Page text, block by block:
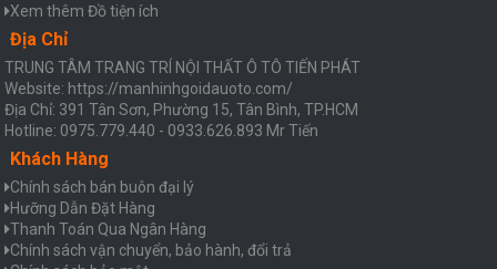
Xem thêm Đồ tiện ích
Địa Chỉ
TRUNG TÂM TRANG TRÍ NỘI THẤT Ô TÔ TIẾN PHÁT
Website: https://manhinhgoidauoto.com/
Địa Chỉ: 391 Tân Sơn, Phường 15, Tân Bình, TP.HCM
Hotline: 0975.779.440 - 0933.626.893 Mr Tiến
Khách Hàng
Chính sách bán buôn đại lý
Hưỡng Dẫn Đặt Hàng
Thanh Toán Qua Ngân Hàng
Chính sách vận chuyển, bảo hành, đổi trả